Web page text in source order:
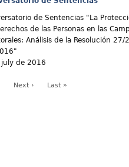
de Sentencias "La
de las Personas en las
Análisis de la Resolución 27/
de 2016
Next › Last »